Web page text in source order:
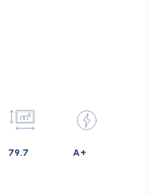
79.7 A+